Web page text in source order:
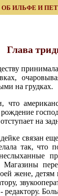
ОБ ИЛЬФЕ И
Глава
на грудках.
что
рождение
на
связан
так, что
неслыханные
жене,
редактору.